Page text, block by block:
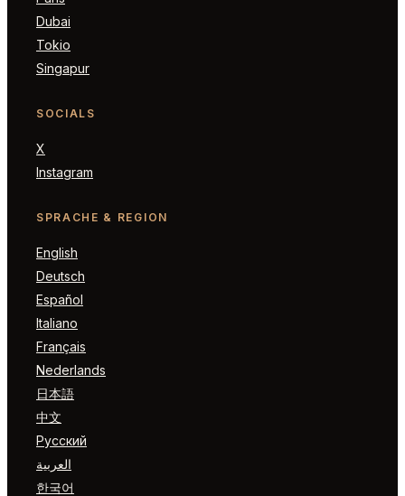
Dubai
Tokio
Singapur
SOCIALS
X
Instagram
SPRACHE & REGION
English
Deutsch
Español
Italiano
Français
Nederlands
日本語
中文
Русский
العربية
한국어